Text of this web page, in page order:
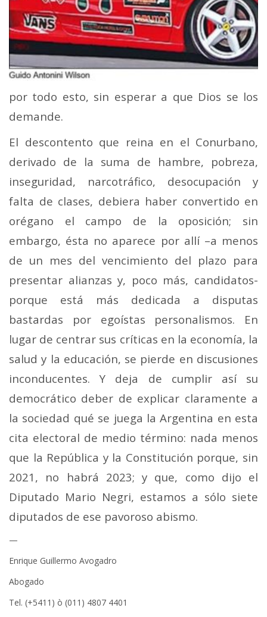
por todo esto, sin esperar a que Dios se los
demande.
El descontento que reina en el Conurbano,
derivado de la suma de hambre, pobreza,
inseguridad, narcotráfico, desocupación y
falta de clases, debiera haber convertido en
orégano el campo de la oposición; sin
embargo, ésta no aparece por allí –a menos
de un mes del vencimiento del plazo para
presentar alianzas y, poco más, candidatos-
porque está más dedicada a disputas
bastardas por egoístas personalismos. En
lugar de centrar sus críticas en la economía, la
salud y la educación, se pierde en discusiones
inconducentes. Y deja de cumplir así su
democrático deber de explicar claramente a
la sociedad qué se juega la Argentina en esta
cita electoral de medio término: nada menos
que la República y la Constitución porque, sin
2021, no habrá 2023; y que, como dijo el
Diputado Mario Negri, estamos a sólo siete
diputados de ese pavoroso abismo.
—
Enrique Guillermo Avogadro
Abogado
Tel. (+5411) ò (011) 4807 4401